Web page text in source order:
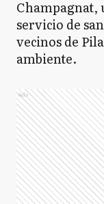
Champagnat,
servicio de
vecinos de
ambiente.
Ads